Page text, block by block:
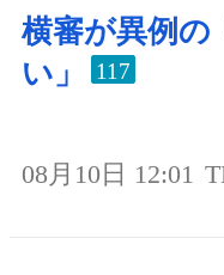
横審が異例の
い」
117
08月10日 12:01